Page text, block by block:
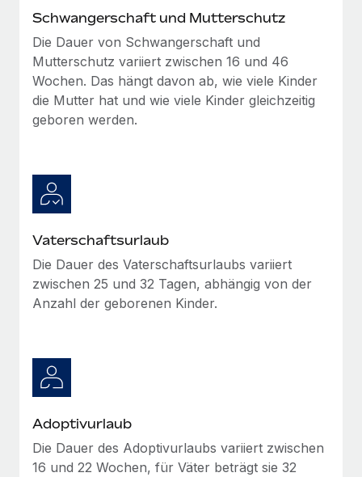
Niederlassungen
Mobilität und Relocation
Mühelose Relocation von Mitarbeiter:innen
Benefits
Mühelose Verwaltung von Benefits
Wellness-Startup Reverse Tech hat das globale...
Mehr erfahren
Den Blog erkunden
BLOG
Neues zu Remote-Produkten: Integration mit
Gusto und Zero und Contractor Management
aller Größen dabei unterstützen, die beste...
Wie Phiture 55 Mitarbeiter:innen in 19 Ländern
mit Remote verwaltet
Mehr erfahren
Schwangerschaft und Mutterschutz
Die Dauer von Schwangerschaft und
Mutterschutz variiert zwischen 16 und 46
Wochen. Das hängt davon ab, wie viele Kinder
die Mutter hat und wie viele Kinder gleichzeitig
geboren werden.
Vaterschaftsurlaub
Die Dauer des Vaterschaftsurlaubs variiert
zwischen 25 und 32 Tagen, abhängig von der
Anzahl der geborenen Kinder.
Adoptivurlaub
Die Dauer des Adoptivurlaubs variiert zwischen
16 und 22 Wochen, für Väter beträgt sie 32